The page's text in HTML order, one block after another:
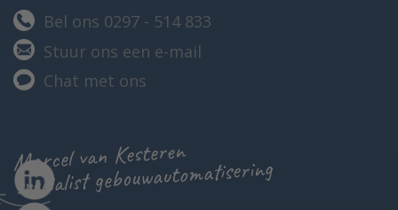
Bel ons 0297 - 514 833
Stuur ons een e-mail
Chat met ons
Marcel van Kesteren
specialist gebouwautomatisering